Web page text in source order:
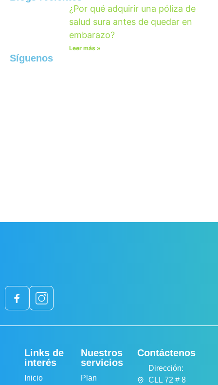
¿Por qué adquirir una póliza de
salud sura antes de quedar en
embarazo?
Leer más »
Síguenos
Links de
interés
Inicio
Nuestros
servicios
Plan
Contáctenos
Dirección:
CLL 72 # 8